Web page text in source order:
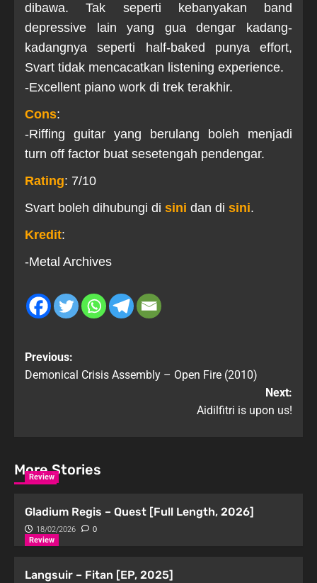
dibawa. Tak seperti kebanyakan band
depressive lain yang gua dengar kadang-
kadangnya seperti half-baked punya effort,
Svart tidak mencacatkan listening experience.
-Excellent piano work di trek terakhir.
Cons:
-Riffing guitar yang berulang boleh menjadi
turn off factor buat sesetengah pendengar.
Rating: 7/10
Svart boleh dihubungi di sini dan di sini.
Kredit:
-Metal Archives
Previous:
Demonical Crisis Assembly – Open Fire (2010)
Next:
Aidilfitri is upon us!
More Stories
Review
Gladium Regis – Quest [Full Length, 2026]
18/02/2026 0
Review
Langsuir – Fitan [EP, 2025]